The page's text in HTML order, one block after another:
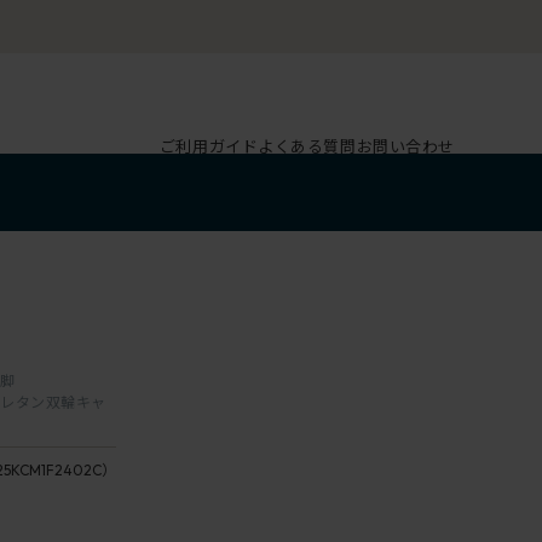
ご利用ガイド よくある質問お問い合わせ
：24
タン双輪キャ
）